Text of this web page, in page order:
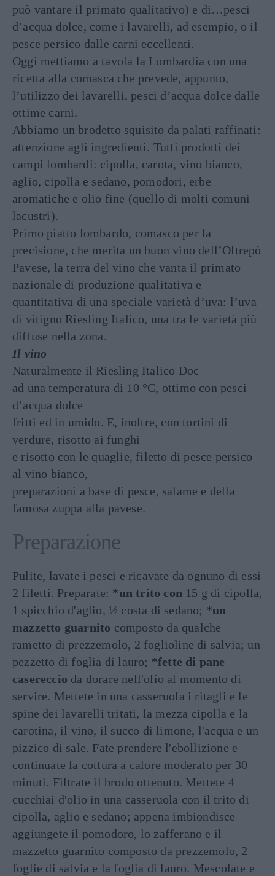
può vantare il primato qualitativo) e di…pesci
d’acqua dolce, come i lavarelli, ad esempio, o il
pesce persico dalle carni eccellenti.
Oggi mettiamo a tavola la Lombardia con una
ricetta alla comasca che prevede, appunto,
l’utilizzo dei lavarelli, pesci d’acqua dolce dalle
ottime carni.
Abbiamo un brodetto squisito da palati raffinati:
attenzione agli ingredienti. Tutti prodotti dei
campi lombardi: cipolla, carota, vino bianco,
aglio, cipolla e sedano, pomodori, erbe
aromatiche e olio fine (quello di molti comuni
lacustri).
Primo piatto lombardo, comasco per la
precisione, che merita un buon vino dell’Oltrepò
Pavese, la terra del vino che vanta il primato
nazionale di produzione qualitativa e
quantitativa di una speciale varietà d’uva: l’uva
di vitigno Riesling Italico, una tra le varietà più
diffuse nella zona.
Il vino
Naturalmente il Riesling Italico Doc
ad una temperatura di 10 °C, ottimo con pesci
d’acqua dolce
fritti ed in umido. E, inoltre, con tortini di
verdure, risotto ai funghi
e risotto con le quaglie, filetto di pesce persico
al vino bianco,
preparazioni a base di pesce, salame e della
famosa zuppa alla pavese.
Preparazione
Pulite, lavate i pesci e ricavate da ognuno di essi
2 filetti. Preparate: *un trito con 15 g di cipolla,
1 spicchio d'aglio, ½ costa di sedano; *un
mazzetto guarnito composto da qualche
rametto di prezzemolo, 2 foglioline di salvia; un
pezzetto di foglia di lauro; *fette di pane
casereccio da dorare nell'olio al momento di
servire. Mettete in una casseruola i ritagli e le
spine dei lavarelli tritati, la mezza cipolla e la
carotina, il vino, il succo di limone, l'acqua e un
pizzico di sale. Fate prendere l'ebollizione e
continuate la cottura a calore moderato per 30
minuti. Filtrate il brodo ottenuto. Mettete 4
cucchiai d'olio in una casseruola con il trito di
cipolla, aglio e sedano; appena imbiondisce
aggiungete il pomodoro, lo zafferano e il
mazzetto guarnito composto da prezzemolo, 2
foglie di salvia e la foglia di lauro. Mescolate e